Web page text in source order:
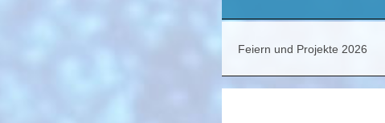
Feiern und Projekte 2026